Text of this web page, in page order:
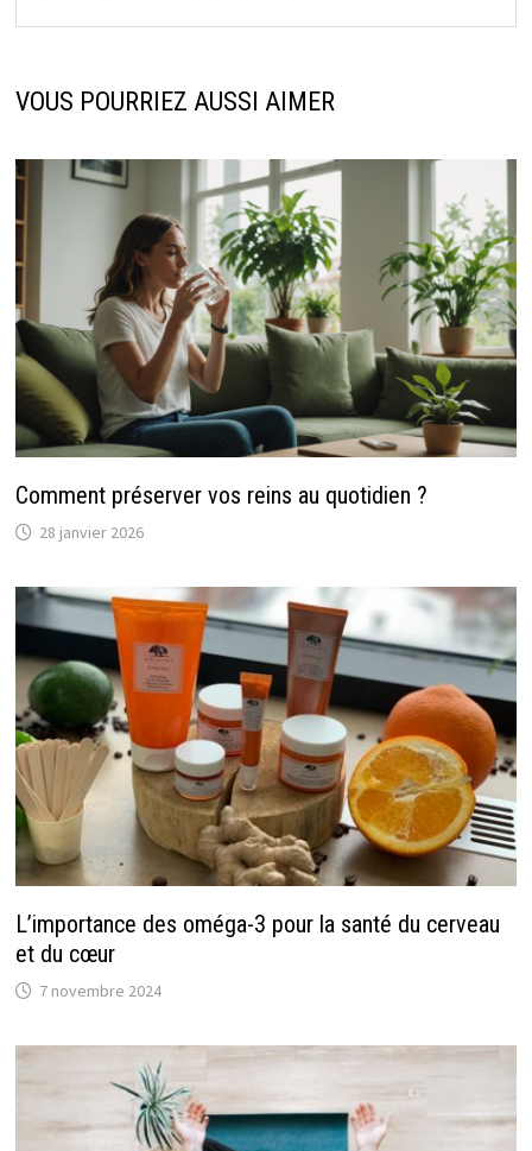
VOUS POURRIEZ AUSSI AIMER
Comment préserver vos reins au quotidien ?
28 janvier 2026
L’importance des oméga-3 pour la santé du cerveau
et du cœur
7 novembre 2024